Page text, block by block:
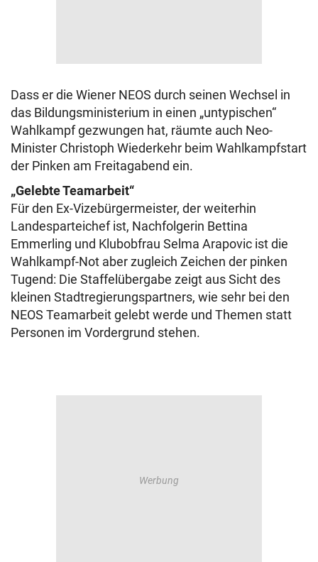
Dass er die Wiener NEOS durch seinen Wechsel in
das Bildungsministerium in einen „untypischen“
Wahlkampf gezwungen hat, räumte auch Neo-
Minister Christoph Wiederkehr beim Wahlkampfstart
der Pinken am Freitagabend ein.
„Gelebte Teamarbeit“
Für den Ex-Vizebürgermeister, der weiterhin
Landesparteichef ist, Nachfolgerin Bettina
Emmerling und Klubobfrau Selma Arapovic ist die
Wahlkampf-Not aber zugleich Zeichen der pinken
Tugend: Die Staffelübergabe zeigt aus Sicht des
kleinen Stadtregierungspartners, wie sehr bei den
NEOS Teamarbeit gelebt werde und Themen statt
Personen im Vordergrund stehen.